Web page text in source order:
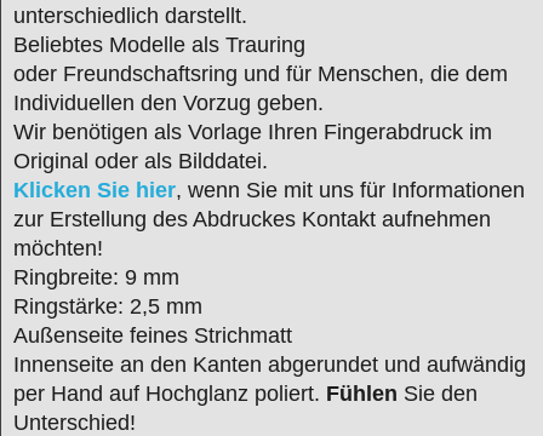
unterschiedlich darstellt.
Beliebtes Modelle als Trauring
oder Freundschaftsring und für Menschen, die dem
Individuellen den Vorzug geben.
Wir benötigen als Vorlage Ihren Fingerabdruck im
Original oder als Bilddatei.
Klicken Sie hier, wenn Sie mit uns für Informationen
zur Erstellung des Abdruckes Kontakt aufnehmen
möchten!
Ringbreite: 9 mm
Ringstärke: 2,5 mm
Außenseite feines Strichmatt
Innenseite an den Kanten abgerundet und aufwändig
per Hand auf Hochglanz poliert. Fühlen Sie den
Unterschied!